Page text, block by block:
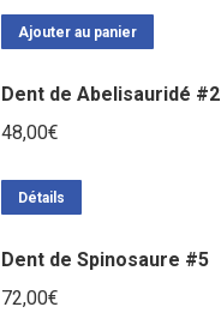
Ajouter au panier
Dent de Abelisauridé #2
48,00€
Détails
Dent de Spinosaure #5
72,00€